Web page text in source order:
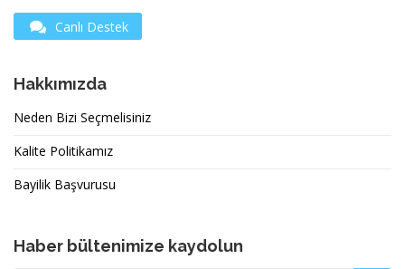
Canlı Destek
Hakkımızda
Neden Bizi Seçmelisiniz
Kalite Politikamız
Bayilik Başvurusu
Haber bültenimize kaydolun